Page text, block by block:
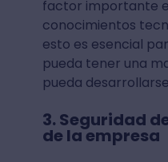
factor importante
conocimientos
esto es esencial
pueda tener una
pueda
3. Seguridad
de la empresa